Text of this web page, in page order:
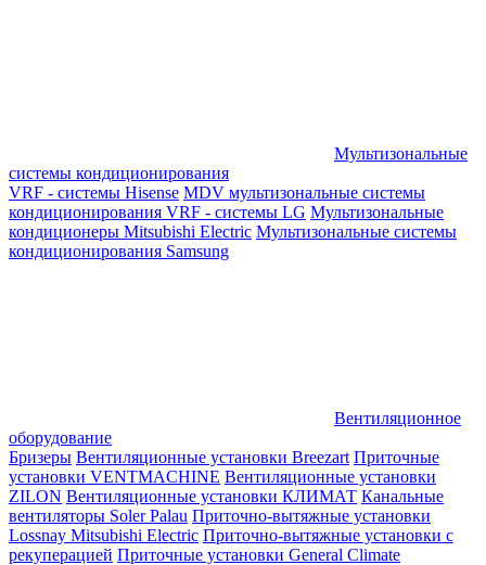
Мультизональные
системы кондиционирования
VRF - системы Hisense MDV мультизональные системы
кондиционирования VRF - системы LG Мультизональные
кондиционеры Mitsubishi Electric Мультизональные системы
кондиционирования Samsung
Вентиляционное
оборудование
Бризеры Вентиляционные установки Breezart Приточные
установки VENTMACHINE Вентиляционные установки
ZILON Вентиляционные установки КЛИМАТ Канальные
вентиляторы Soler Palau Приточно-вытяжные установки
Lossnay Mitsubishi Electric Приточно-вытяжные установки с
рекуперацией Приточные установки General Climate